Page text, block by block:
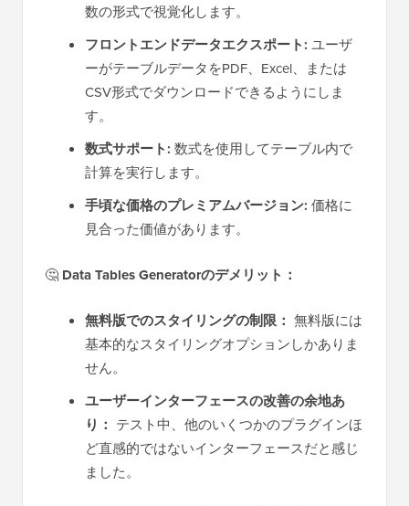
数の形式で視覚化します。
フロントエンドデータエクスポート: ユーザ
ーがテーブルデータをPDF、Excel、または
CSV形式でダウンロードできるようにしま
す。
数式サポート: 数式を使用してテーブル内で
計算を実行します。
手頃な価格のプレミアムバージョン: 価格に
見合った価値があります。
🤔 Data Tables Generatorのデメリット：
無料版でのスタイリングの制限： 無料版には
基本的なスタイリングオプションしかありま
せん。
ユーザーインターフェースの改善の余地あ
り： テスト中、他のいくつかのプラグインほ
ど直感的ではないインターフェースだと感じ
ました。